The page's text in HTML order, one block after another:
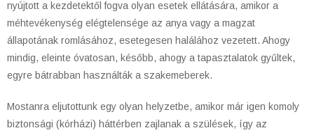
nyújtott a kezdetektől fogva olyan esetek ellátására, amikor a
méhtevékenység elégtelensége az anya vagy a magzat
állapotának romlásához, esetegesen halálához vezetett. Ahogy
mindig, eleinte óvatosan, később, ahogy a tapasztalatok gyűltek,
egyre bátrabban használták a szakemeberek.
Mostanra eljutottunk egy olyan helyzetbe, amikor már igen komoly
biztonsági (kórházi) háttérben zajlanak a szülések, így az